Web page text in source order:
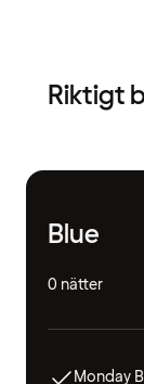
Riktigt
Blue
0 nätter
Monday